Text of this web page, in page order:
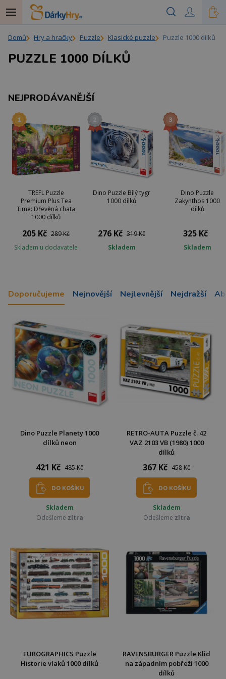
Domů Hry a hračky Puzzle Klasické puzzle Puzzle 1000 dílků
PUZZLE 1000 DÍLKŮ
NEJPRODÁVANĚJŠÍ
TREFL Puzzle
Premium Plus Tea
Time: Dřevěná chata
1000 dílků
205 Kč 289 Kč
Skladem u dodavatele
Dino Puzzle Bílý tygr
1000 dílků
276 Kč 319 Kč
Skladem
Dino Puzzle
Zakynthos 1000
dílků
325 Kč
Skladem
Doporučujeme Nejnovější Nejlevnější Nejdražší
Dino Puzzle Planety 1000
dílků neon
421 Kč 485 Kč
DO KOŠÍKU
Skladem
Odešleme zítra
RETRO-AUTA Puzzle č. 42
VAZ 2103 VB (1980) 1000
dílků
367 Kč 458 Kč
DO KOŠÍKU
Skladem
Odešleme zítra
EUROGRAPHICS Puzzle
Historie vlaků 1000 dílků
RAVENSBURGER Puzzle Klid
na západním pobřeží 1000
dílků